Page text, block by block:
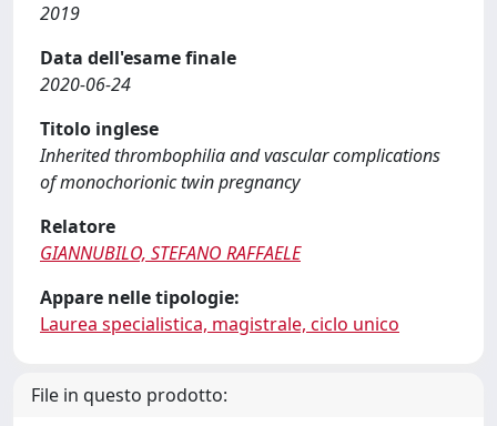
2019
Data dell'esame finale
2020-06-24
Titolo inglese
Inherited thrombophilia and vascular complications
of monochorionic twin pregnancy
Relatore
GIANNUBILO, STEFANO RAFFAELE
Appare nelle tipologie:
Laurea specialistica, magistrale, ciclo unico
File in questo prodotto: